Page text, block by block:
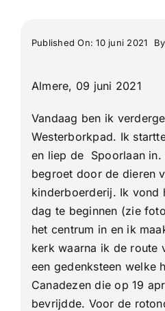
Published On: 10 juni 2021 By
Almere, 09 juni 2021
Vandaag ben ik
Westerborkpad. Ik
en liep de Spoorlaan in.
begroet door de dieren
kinderboerderij. Ik vond
dag te beginnen (zie
het centrum in en ik
kerk waarna ik de route
een gedenksteen welke
Canadezen die op 19
bevrijdde. Voor de